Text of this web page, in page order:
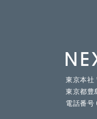
東京本
東京都豊
電話番